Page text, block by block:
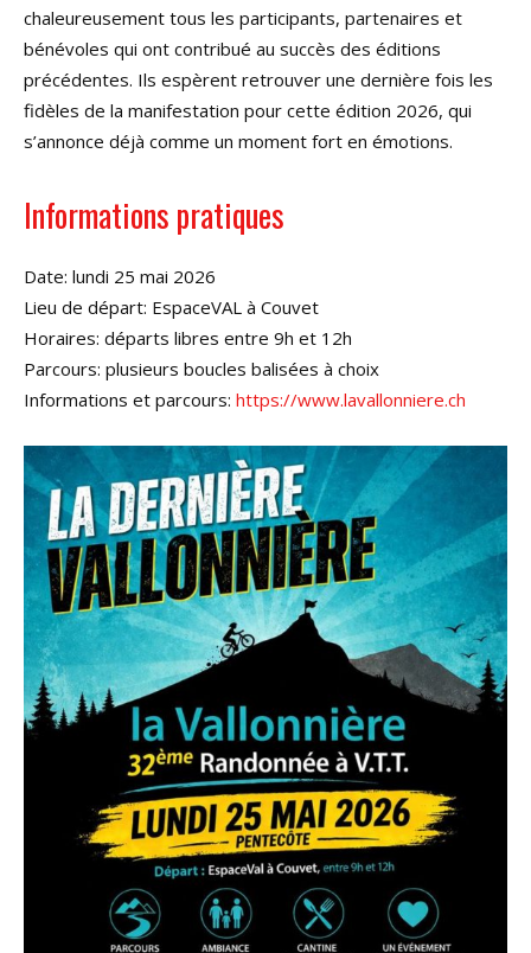
chaleureusement tous les participants, partenaires et
bénévoles qui ont contribué au succès des éditions
précédentes. Ils espèrent retrouver une dernière fois les
fidèles de la manifestation pour cette édition 2026, qui
s’annonce déjà comme un moment fort en émotions.
Informations pratiques
Date: lundi 25 mai 2026
Lieu de départ: EspaceVAL à Couvet
Horaires: départs libres entre 9h et 12h
Parcours: plusieurs boucles balisées à choix
Informations et parcours: https://www.lavallonniere.ch